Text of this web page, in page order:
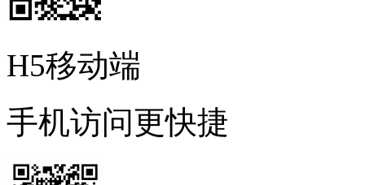
H5移动端
手机访问更快捷